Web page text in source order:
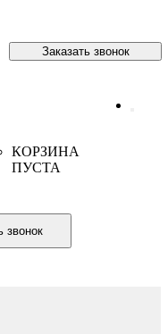
Заказать звонок
КОРЗИНА
ПУСТА
звонок